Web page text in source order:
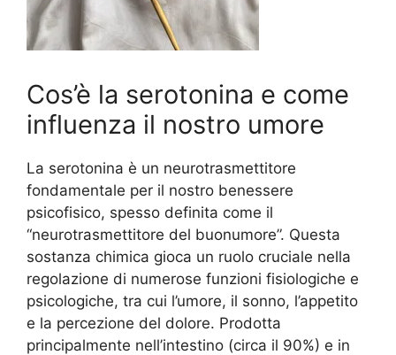
Cos’è la serotonina e come
influenza il nostro umore
La serotonina è un neurotrasmettitore
fondamentale per il nostro benessere
psicofisico, spesso definita come il
“neurotrasmettitore del buonumore”. Questa
sostanza chimica gioca un ruolo cruciale nella
regolazione di numerose funzioni fisiologiche e
psicologiche, tra cui l’umore, il sonno, l’appetito
e la percezione del dolore. Prodotta
principalmente nell’intestino (circa il 90%) e in